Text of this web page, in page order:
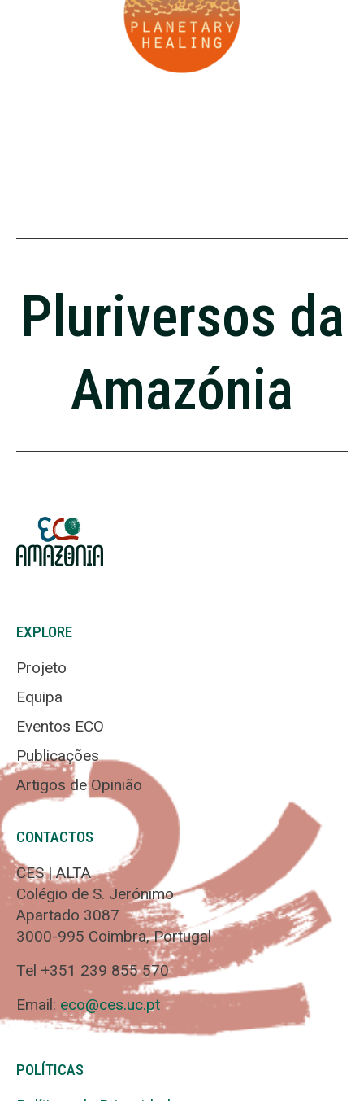
Pluriversos da
Amazónia
EXPLORE
Projeto
Equipa
Eventos ECO
Publicações
Artigos de Opinião
CONTACTOS
CES | ALTA
Colégio de S. Jerónimo
Apartado 3087
3000-995 Coimbra, Portugal
Tel +351 239 855 570
Email: eco@ces.uc.pt
POLÍTICAS